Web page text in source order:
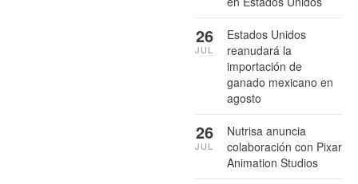
Estados Unidos
reanudará la
importación de
ganado mexicano en
agosto
26
JUL
Nutrisa anuncia
colaboración con Pixar
Animation Studios
26
JUL